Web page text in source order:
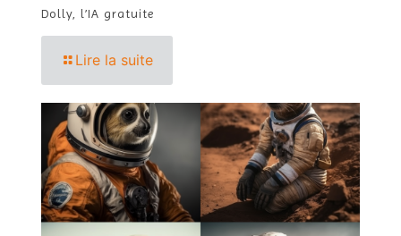
Dolly, l’IA gratuite
Lire la suite